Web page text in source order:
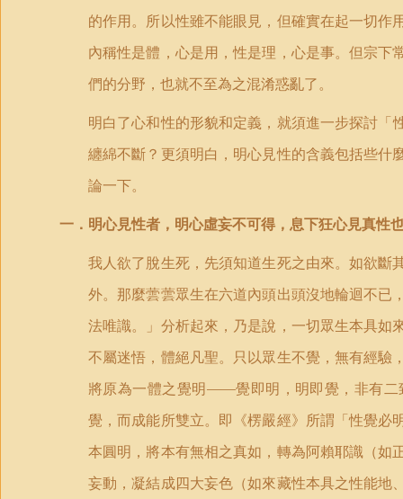
的作用。所以性雖不能眼見，但確實在起一切
內稱性是體，心是用，性是理，心是事。但宗
們的分野，也就不至為之混淆惑亂了。
明白了心和性的形貌和定義，就須進一步探討
纏綿不斷？更須明白，明心見性的含義包括些
論一下。
一．明心見性者，明心虛妄不可得，息下狂心見真性
我人欲了脫生死，先須知道生死之由來。如欲
外。那麼蕓蕓眾生在六道內頭出頭沒地輪迴不
法唯識。」分析起來，乃是說，一切眾生本具
不屬迷悟，體絕凡聖。只以眾生不覺，無有經
將原為一體之覺明——覺即明，明即覺，非有
覺，而成能所雙立。即《楞嚴經》所謂「性覺
本圓明，將本有無相之真如，轉為阿賴耶識（
妄動，凝結成四大妄色（如來藏性本具之性能